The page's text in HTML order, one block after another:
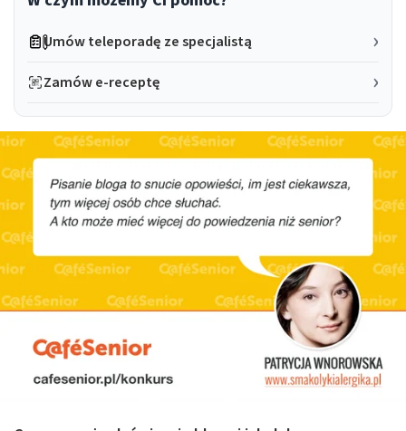
Umów teleporadę ze specjalistą
Zamów e-receptę